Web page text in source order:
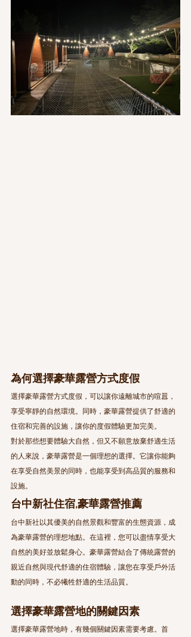
為何選擇豪華露營方式度假
選擇豪華露營方式度假，可以讓你遠離城市的喧囂，
享受寧靜的自然環境。同時，豪華露營提供了舒適的
住宿和完善的設施，讓你的度假體驗更加完美。
對於那些想要體驗大自然，但又不願意放棄舒適生活
的人來說，豪華露營是一個理想的選擇。它讓你能夠
在享受自然美景的同時，也能享受到高品質的服務和
設施。
台中新社住宿,豪華露營推薦
台中新社以其優美的自然景觀和豐富的生態資源，成
為豪華露營的理想地點。在這裡，您可以盡情享受大
自然的美好並放鬆身心。豪華露營結合了傳統露營的
親近自然與現代舒適的住宿體驗，讓您在享受戶外活
動的同時，不必犧牲舒適的生活品質。
選擇豪華露營地的關鍵因素
選擇豪華露營地時，有幾個關鍵因素需要考慮。首